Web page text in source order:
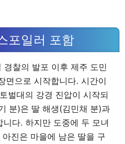
포일러 포함
찰의 발포 이후 제주 도민
면으로 시작합니다. 시간이
벌대의 강경 진압이 시작되
분)은 딸 해생(김민채 분)과
다. 하지만 도중에 두 모녀
진은 마을에 남은 딸을 구